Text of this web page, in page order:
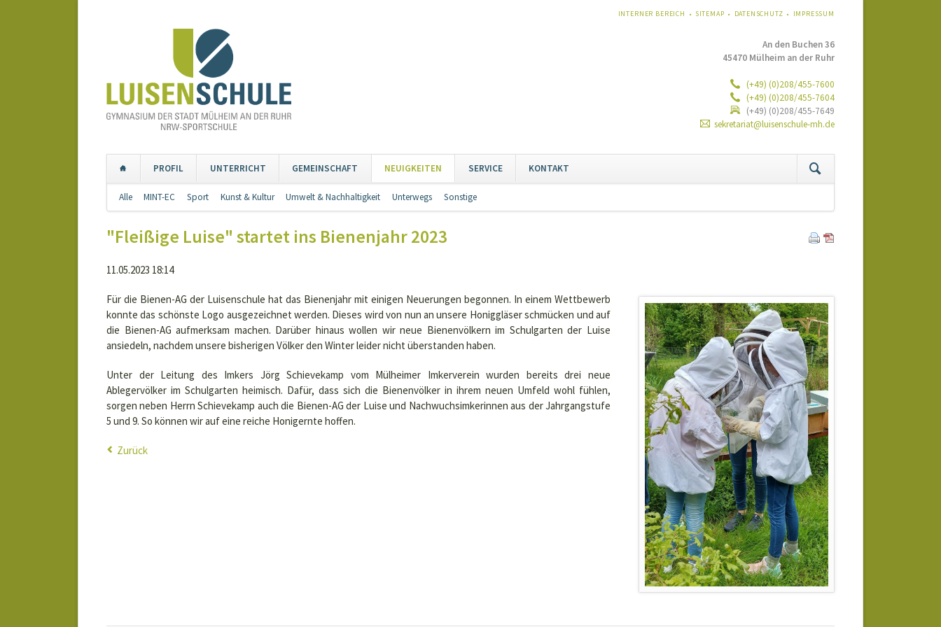
NAVIGATION
INTERNER BEREICH SITEMAP DATENSCHUTZ IMPRESSUM
An den Buchen 36
45470 Mülheim an der Ruhr
(+49) (0)208/455-7600
(+49) (0)208/455-7604
(+49) (0)208/455-7649
sekretariat@luisenschule-mh.de
überspringen
PROFIL UNTERRICHT GEMEINSCHAFT NEUIGKEITEN SERVICE KONTAKT
überspringen
Alle MINT-EC Sport Kunst & Kultur Umwelt & Nachhaltigkeit Unterwegs Sonstige
"Fleißige Luise" startet ins Bienenjahr 2023
11.05.2023 18:14
Für die Bienen-AG der Luisenschule hat das Bienenjahr mit einigen Neuerungen begonnen. In einem Wettbewerb
konnte das schönste Logo ausgezeichnet werden. Dieses wird von nun an unsere Honiggläser schmücken und auf
die Bienen-AG aufmerksam machen. Darüber hinaus wollen wir neue Bienenvölkern im Schulgarten der Luise
ansiedeln, nachdem unsere bisherigen Völker den Winter leider nicht überstanden haben.
Unter der Leitung des Imkers Jörg Schievekamp vom Mülheimer Imkerverein wurden bereits drei neue
Ablegervölker im Schulgarten heimisch. Dafür, dass sich die Bienenvölker in ihrem neuen Umfeld wohl fühlen,
sorgen neben Herrn Schievekamp auch die Bienen-AG der Luise und Nachwuchsimkerinnen aus der Jahrgangstufe
5 und 9. So können wir auf eine reiche Honigernte hoffen.
Zurück